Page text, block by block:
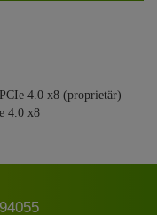
4.0 x8 (proprietär)
4.0 x8